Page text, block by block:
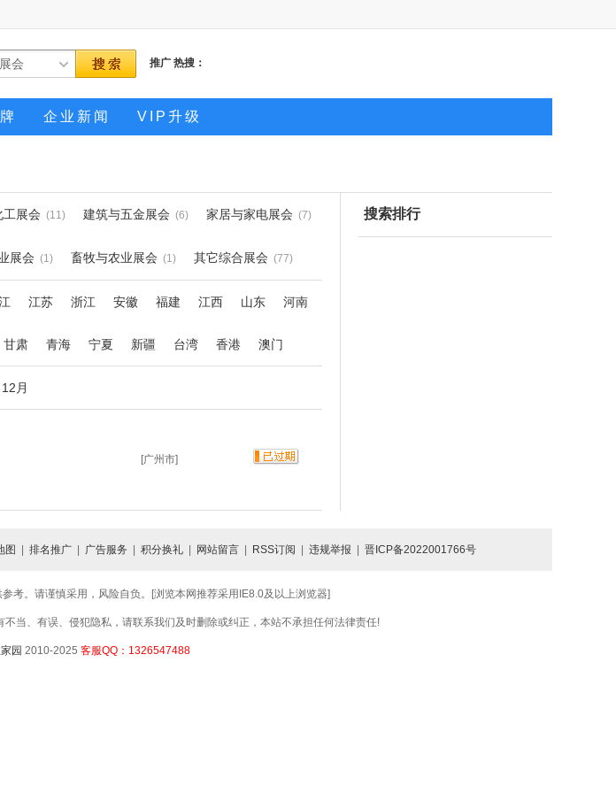
推广 热搜：
企业新闻 VIP升级
工展会 (11) 建筑与五金展会 (6) 家居与家电展会 (7)
展会 (1) 畜牧与农业展会 (1) 其它综合展会 (77)
江苏 浙江 安徽 福建 江西 山东 河南
甘肃 青海 宁夏 新疆 台湾 香港 澳门
12月
[广州市]
搜索排行
图 排名推广 广告服务 积分换礼 网站留言 RSS订阅 违规举报 晋ICP备2022001766号
考。请谨慎采用，风险自负。[浏览本网推荐采用IE8.0及以上浏览器]
当、有误、侵犯隐私，请联系我们及时删除或纠正，本站不承担任何法律责任!
园 2010-2025 客服QQ：1326547488